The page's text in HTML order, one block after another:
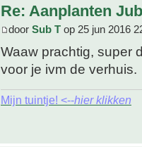
Re: Aanplanten
door Sub T op 25 jun 2016
Waaw prachtig, super
voor je ivm de verhuis.
Mijn tuintje! <--hier klikken